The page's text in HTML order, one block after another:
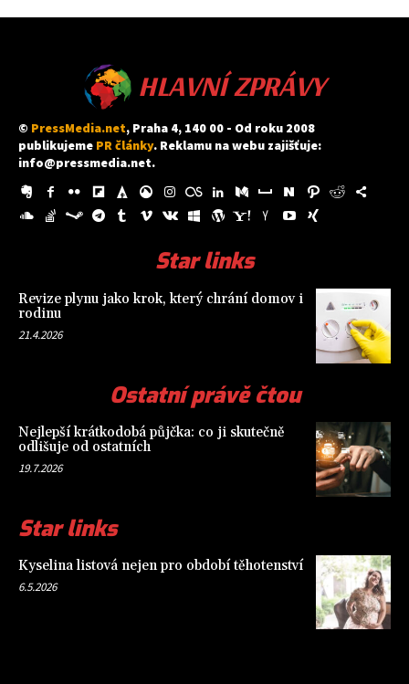
HLAVNÍ ZPRÁVY
© PressMedia.net, Praha 4, 140 00 - Od roku 2008
publikujeme PR články. Reklamu na webu zajišťuje:
info@pressmedia.net.
Star links
Revize plynu jako krok, který chrání domov i
rodinu
21.4.2026
Ostatní právě čtou
Nejlepší krátkodobá půjčka: co ji skutečně
odlišuje od ostatních
19.7.2026
Star links
Kyselina listová nejen pro období těhotenství
6.5.2026